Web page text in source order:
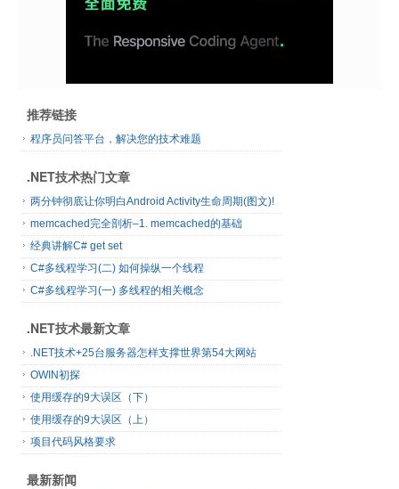
推荐链接
程序员问答平台，解决您的技术难题
.NET技术热门文章
两分钟彻底让你明白Android Activity生命周期(图文)!
memcached完全剖析–1. memcached的基础
经典讲解C# get set
C#多线程学习(二) 如何操纵一个线程
C#多线程学习(一) 多线程的相关概念
.NET技术最新文章
.NET技术+25台服务器怎样支撑世界第54大网站
OWIN初探
使用缓存的9大误区（下）
使用缓存的9大误区（上）
项目代码风格要求
最新新闻